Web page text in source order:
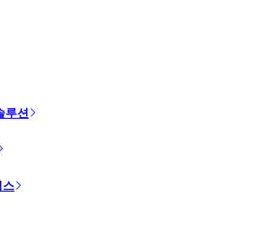
루션
스